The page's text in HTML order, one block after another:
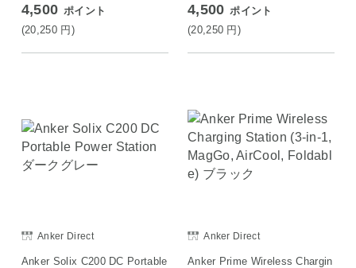
4,500 ポイント
(20,250 円)
4,500 ポイント
(20,250 円)
Anker Direct
Anker Solix C200 DC Portable
Anker Direct
Anker Prime Wireless Chargin